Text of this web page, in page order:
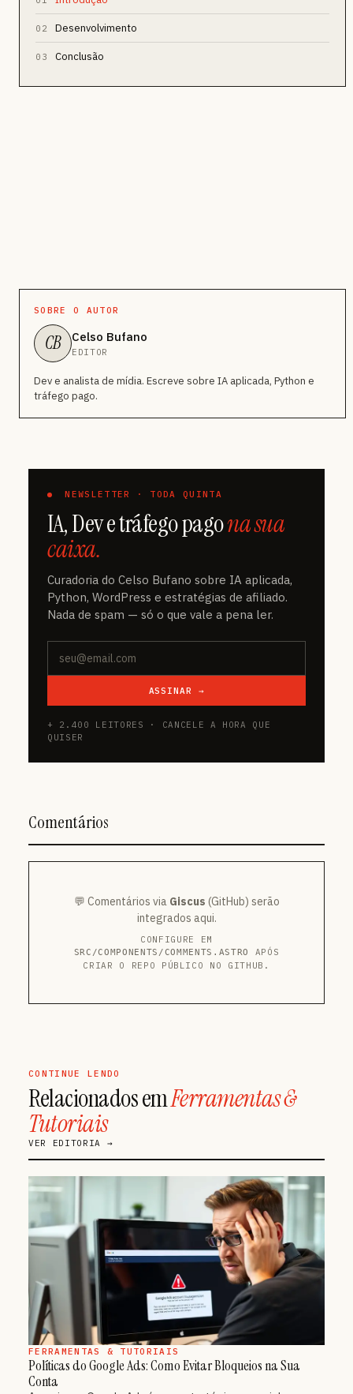
02 Desenvolvimento
03 Conclusão
SOBRE O AUTOR
CB Celso Bufano
EDITOR
Dev e analista de mídia. Escreve sobre IA aplicada, Python e
tráfego pago.
NEWSLETTER · TODA QUINTA
IA, Dev e tráfego pagona sua
caixa.
Curadoria do Celso Bufano sobre IA aplicada,
Python, WordPress e estratégias de afiliado.
Nada de spam — só o que vale a pena ler.
ASSINAR →
+ 2.400 LEITORES · CANCELE A HORA QUE
QUISER
Comentários
💬 Comentários via Giscus (GitHub) serão
integrados aqui.
CONFIGURE EM
SRC/COMPONENTS/COMMENTS.ASTRO
APÓS
CRIAR O REPO PÚBLICO NO GITHUB.
CONTINUE LENDO
Relacionados emFerramentas &
Tutoriais
VER EDITORIA →
FERRAMENTAS & TUTORIAIS
Políticas do Google Ads: Como Evitar Bloqueios na Sua
Conta